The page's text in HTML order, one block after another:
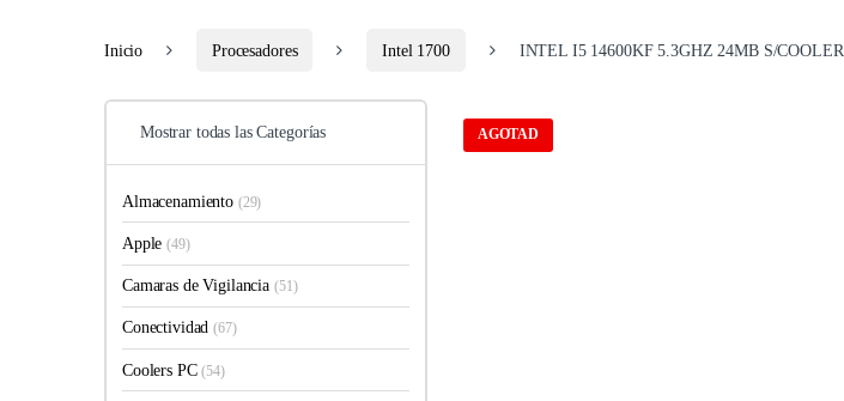
Inicio Procesadores Intel 1700 INTEL I5 14600KF 5.3GHZ 24MB S/COOLER
AGOTAD
O
Mostrar todas las Categorías
Almacenamiento (29)
Apple(49)
Camaras de Vigilancia (51)
Conectividad(67)
Coolers PC(54)